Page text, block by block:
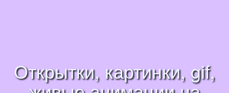
Открытки, картинки, gif,